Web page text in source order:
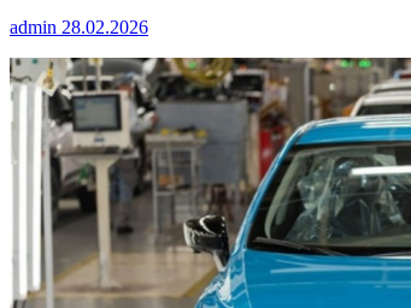
admin 28.02.2026